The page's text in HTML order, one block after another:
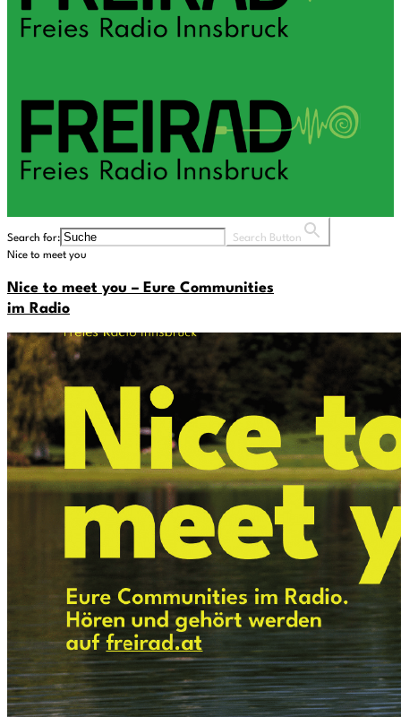
Search for:
Search Button
Nice to meet you
Nice to meet you – Eure Communities
im Radio